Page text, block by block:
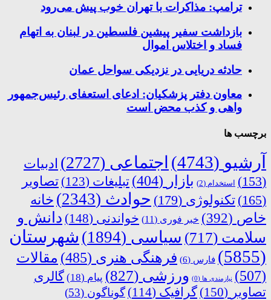
ترامپ: مذاکرات با تهران خوب پیش می‌رود
بازداشت سفیر پیشین فلسطین در لبنان به اتهام
فساد و اختلاس اموال
حادثه دریایی در نزدیکی سواحل عمان
معاون دفتر پزشکیان: ادعای استعفای رئیس‌جمهور
واهی و کذب محض است
برچسب ها
آرشیو (4743) اجتماعی (2727)
ادبیات
(153)
استخدام (2) بازار (404) تبلیغات (123)
تصاویر
(165)
تکنولوژی (179) حوادث (2343)
خانه
خاص (392) خبر فوری (11) خواندنی (148)
دانش و
سلامت (717) سیاسی (1894)
شهرستان
(5855)
فارس (6) فرهنگی هنری (485)
مقالات
(507)
نیازمندی ها (0) ورزشی (827) پیام (18)
گالری
تصاویر (150) گرافیک (114) گوناگون (53)